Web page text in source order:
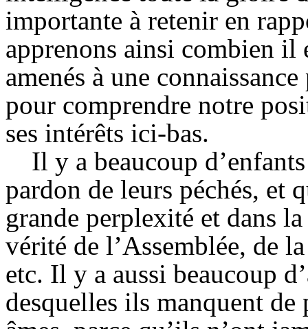
importante à retenir en
apprenons ainsi combien il
amenés à une
pour comprendre notre
ses intérêts ici-bas.
Il y a beaucoup
pardon de leurs péchés, et
grande perplexité et dans
vérité de l’Assemblée, de
etc. Il y a aussi beaucoup
desquelles ils manquent de